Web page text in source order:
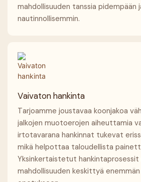
mahdollisuuden tanssia pidempään
nautinnollisemmin.
Vaivaton hankinta
Tarjoamme joustavaa koonjakoa
jalkojen muotoerojen aiheuttamia
irtotavarana hankinnat tukevat
mikä helpottaa taloudellista
Yksinkertaistetut hankintaprosessit
mahdollisuuden keskittyä